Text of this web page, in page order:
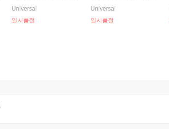
레이키) - On View At Th
omplete Masters
Universal
일시품절
이키 & 재즈 메신저스) -
Universal
일시품절